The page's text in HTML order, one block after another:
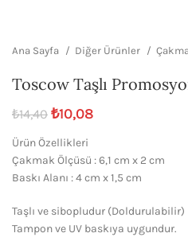
Ana Sayfa Diğer Ürünler
Toscow Taşlı
₺14,40 ₺10,08
Ürün Özellikleri
Çakmak Ölçüsü : 6,1 cm x 2 cm
Baskı Alanı : 4 cm x 1,5 cm
Taşlı ve sibopludur (Doldurulabilir)
Tampon ve UV baskıya uygundur.